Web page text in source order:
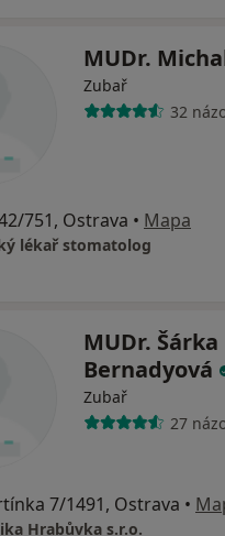
MUDr.
Zubař
32
751, Ostrava • Mapa
lékař stomatolog
MUDr. Šárka
Bernadyová
Zubař
27
7/1491, Ostrava •
Hrabůvka s.r.o.